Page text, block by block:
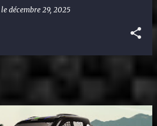
le décembre 29, 2025